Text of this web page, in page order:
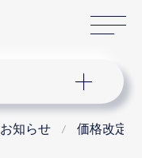
お知らせ 価格改定